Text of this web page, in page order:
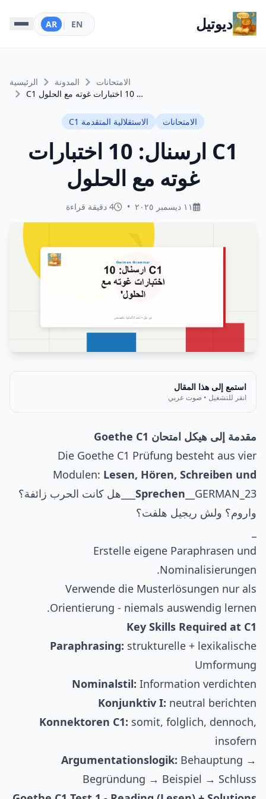
ديوتيل EN
|
AR
الرئيسية المدونة
الامتحانات
C1 ارسنال: 10 اختبارات غوته مع الحلول
الامتحانات الاستقلالية المتقدمة C1
C1 ارسنال: 10 اختبارات
غوته مع الحلول
١١ ديسمبر ٢٠٢٥ • 4 دقيقة قراءة
استمع إلى هذا المقال
انقر للتشغيل • صوت عربي
مقدمة إلى هيكل امتحان Goethe C1
Die Goethe C1 Prüfung besteht aus vier
Modulen: Lesen, Hören, Schreiben und
Sprechen __GERMAN_23___هل كانت الحرب زائفة؟
واروم؟ ولش ريجيل هلفت؟
Erstelle eigene Paraphrasen und
Nominalisierungen.
Verwende die Musterlösungen nur als
Orientierung - niemals auswendig lernen.
Key Skills Required at C1
Paraphrasing: strukturelle + lexikalische
Umformung
Nominalstil: Information verdichten
Konjunktiv I: neutral berichten
Konnektoren C1: somit, folglich, dennoch,
insofern
Argumentationslogik: Behauptung →
Begründung → Beispiel → Schluss